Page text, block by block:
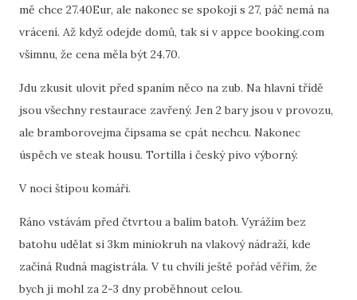
mě chce 27.40Eur, ale nakonec se spokojí s 27, páč nemá na
vrácení. Až když odejde domů, tak si v appce booking.com
všimnu, že cena měla být 24.70.
Jdu zkusit ulovit před spaním něco na zub. Na hlavní třídě
jsou všechny restaurace zavřený. Jen 2 bary jsou v provozu,
ale bramborovejma čipsama se cpát nechcu. Nakonec
úspěch ve steak housu. Tortilla i český pivo výborný.
V noci štípou komáři.
Ráno vstávám před čtvrtou a balím batoh. Vyrážím bez
batohu udělat si 3km miniokruh na vlakový nádraží, kde
začíná Rudná magistrála. V tu chvíli ještě pořád věřím, že
bych ji mohl za 2-3 dny proběhnout celou.